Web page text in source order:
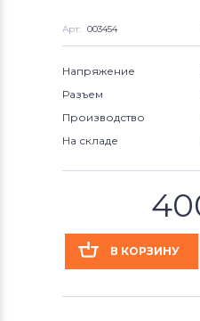
Арт: 003454
Напряжение
Разъем
Производство
На складе